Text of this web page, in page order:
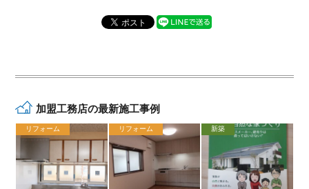
加盟工務店の最新施工事例
リフォーム リフォーム 新築